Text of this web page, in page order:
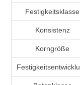
Festigkeitsklasse
Konsistenz
Korngröße